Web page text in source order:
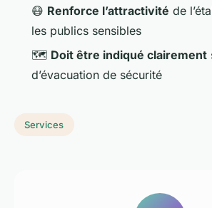
😷 Renforce l’attractivité de
les publics sensibles
🗺️ Doit être indiqué clairement
d’évacuation de sécurité
Services